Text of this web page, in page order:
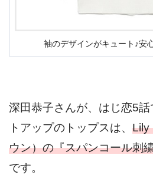
袖のデザインがキュート♪安
深田恭子さんが、はじ恋5
トアップのトップスは、 Lily
ウン）の『スパンコール刺
です。